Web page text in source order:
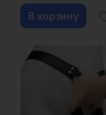
В корзину